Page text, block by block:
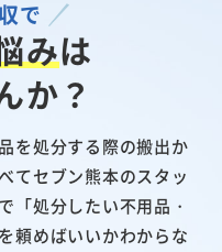
で
みは
か？
を処分する際の搬出か
てセブン熊本のスタッ
「処分したい不用品・
頼めばいいかわからな